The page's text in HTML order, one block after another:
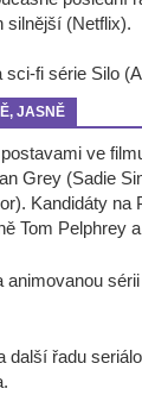
silnější (Netflix).
sci-fi série Silo
JASNĚ
ve
Grey (Sadie
Kandidáty na
Tom Pelphrey
animovanou
další řadu